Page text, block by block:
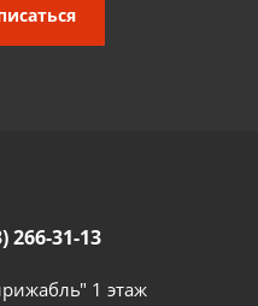
266-31-13
1 этаж